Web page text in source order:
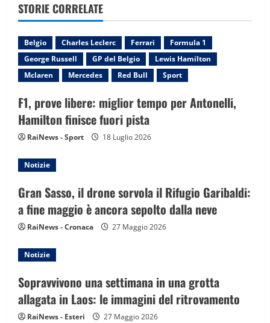
i
g
a
t
i
o
n
STORIE CORRELATE
Belgio Charles Leclerc Ferrari
Formula 1
George Russell
GP del Belgio
Lewis Hamilton
Mclaren
Mercedes Red Bull Sport
F1, prove libere: miglior tempo per Antonelli,
Hamilton finisce fuori pista
RaiNews - Sport 18 Luglio 2026
Notizie
Gran Sasso, il drone sorvola il Rifugio Garibaldi:
a fine maggio è ancora sepolto dalla neve
RaiNews - Cronaca 27 Maggio 2026
Notizie
Sopravvivono una settimana in una grotta
allagata in Laos: le immagini del ritrovamento
RaiNews - Esteri 27 Maggio 2026